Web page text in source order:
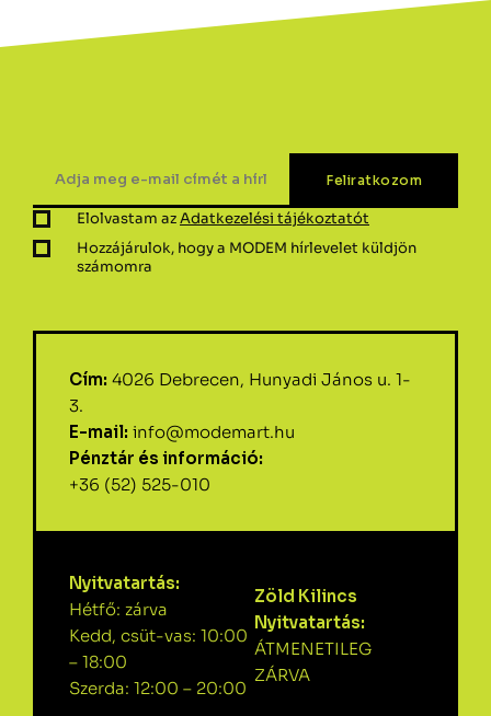
Elolvastam azAdatkezelési tájékoztatót
Hozzájárulok, hogy a MODEM hírlevelet küldjön
számomra
Cím: 4026 Debrecen, Hunyadi János u. 1-
3.
E-mail: info@modemart.hu
Pénztár és információ:
+36 (52) 525-010
Nyitvatartás:
Hétfő: zárva
Kedd, csüt-vas: 10:00
– 18:00
Szerda: 12:00 – 20:00
Zöld Kilincs
Nyitvatartás:
ÁTMENETILEG
ZÁRVA